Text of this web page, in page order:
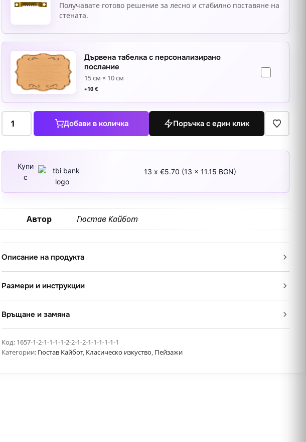
Получавате готово решение за лесно и стабилно поставяне на
стената.
Дървена табелка с персонализирано
послание
15 см × 10 см
+10 €
количество
Добави в количка Поръчка с един клик
Купи
с
13 x €5.70 (13 x 11.15 BGN)
Автор Гюстав Кайбот
Описание на продукта
Размери и инструкции
Връщане и замяна
Код: 1657-1-2-1-1-1-1-2-2-1-2-1-1-1-1-1-1
Категории: Гюстав Кайбот, Класическо изкуство, Пейзажи